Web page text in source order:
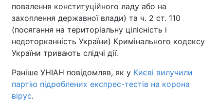
повалення конституційного ладу або на
захоплення державної влади) та ч. 2 ст. 110
(посягання на територіальну цілісність і
недоторканність України) Кримінального кодексу
України тривають слідчі дії.
Раніше УНІАН повідомляв, як у Києві вилучили
партію підроблених експрес-тестів на корона
вірус.